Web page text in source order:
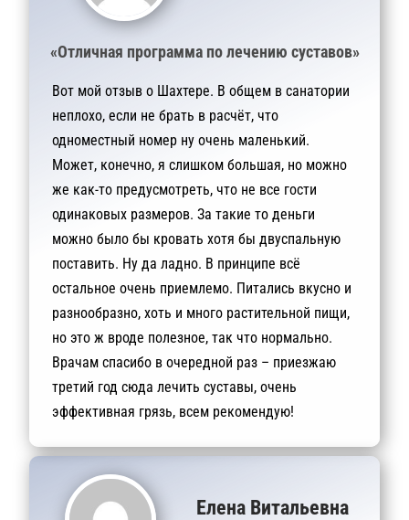
«Отличная программа по лечению суставов»
Вот мой отзыв о Шахтере. В общем в санатории
неплохо, если не брать в расчёт, что
одноместный номер ну очень маленький.
Может, конечно, я слишком большая, но можно
же как-то предусмотреть, что не все гости
одинаковых размеров. За такие то деньги
можно было бы кровать хотя бы двуспальную
поставить. Ну да ладно. В принципе всё
остальное очень приемлемо. Питались вкусно и
разнообразно, хоть и много растительной пищи,
но это ж вроде полезное, так что нормально.
Врачам спасибо в очередной раз – приезжаю
третий год сюда лечить суставы, очень
эффективная грязь, всем рекомендую!
Елена Витальевна